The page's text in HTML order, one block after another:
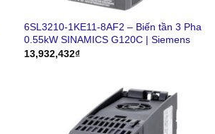
6SL3210-1KE11-8AF2 – Biến tần 3 Pha
0.55kW SINAMICS G120C | Siemens
13,932,432₫